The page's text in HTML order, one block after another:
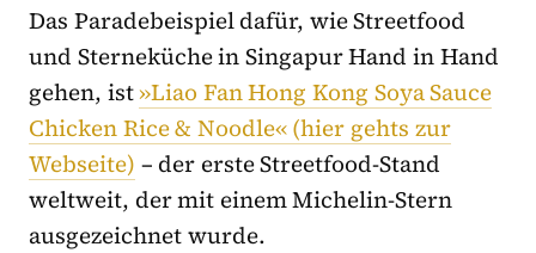
Das Paradebeispiel dafür, wie Streetfood
und Sterneküche in Singapur Hand in Hand
gehen, ist»Liao Fan Hong Kong Soya Sauce
Chicken Rice & Noodle« (hier gehts zur
Webseite) – der erste Streetfood-Stand
weltweit, der mit einem Michelin-Stern
ausgezeichnet wurde.